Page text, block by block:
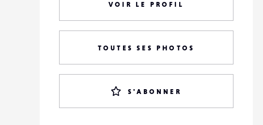
VOIR LE PROFIL
TOUTES SES PHOTOS
S'ABONNER